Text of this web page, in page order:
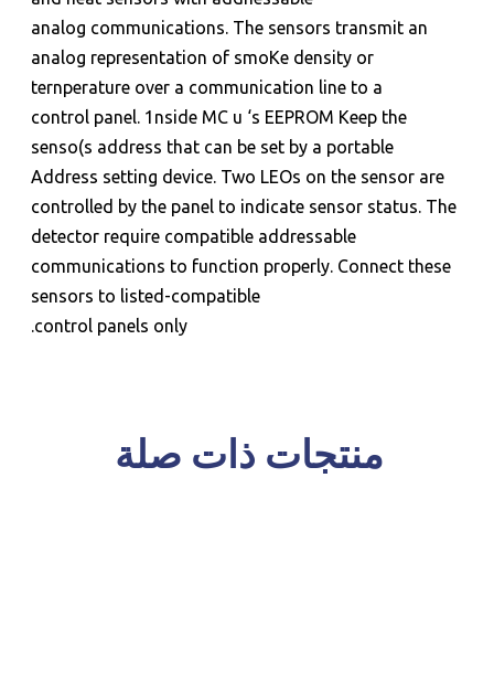
analog communications. The sensors transmit an
analog representation of smoKe density or
ternperature over a communication line to a
control panel. 1nside MC u ‘s EEPROM Keep the
senso(s address that can be set by a portable
Address setting device. Two LEOs on the sensor are
controlled by the panel to indicate sensor status. The
detector require compatible addressable
communications to function properly. Connect these
sensors to listed-compatible
control panels only.
منتجات ذات صلة
للحجز و الاستعلام